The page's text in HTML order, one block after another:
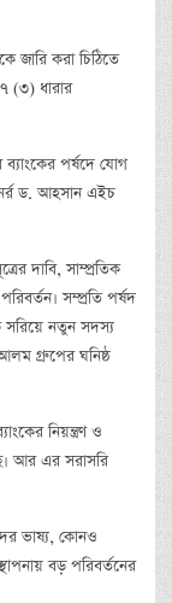
জারি করা চিঠিতে
(৩) ধারার
পর্ষদে যোগ
ড. আহসান এইচ
দাবি, সাম্প্রতিক
সম্প্রতি পর্ষদ
সরিয়ে নতুন সদস্য
গ্রুপের ঘনিষ্ঠ
নিয়ন্ত্রণ ও
আর এর সরাসরি
ভাষ্য, কোনও
বড় পরিবর্তনের